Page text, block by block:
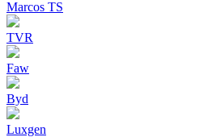
Marcos TS
TVR
Faw
Byd
Luxgen